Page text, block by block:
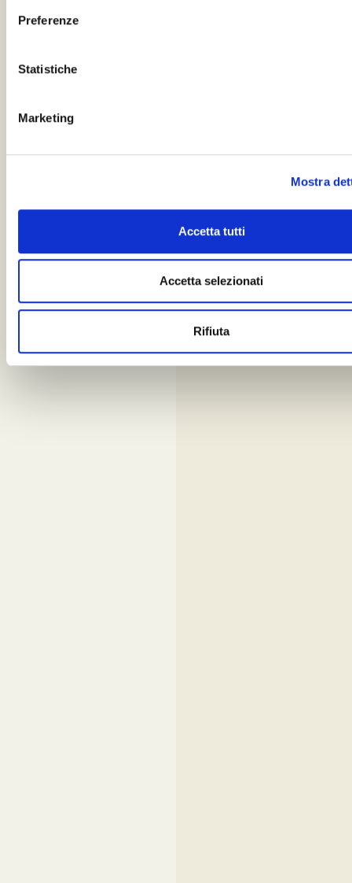
Preferenze
Statistiche
Marketing
Mostra
Accetta tutti
Accetta selezionati
Rifiuta